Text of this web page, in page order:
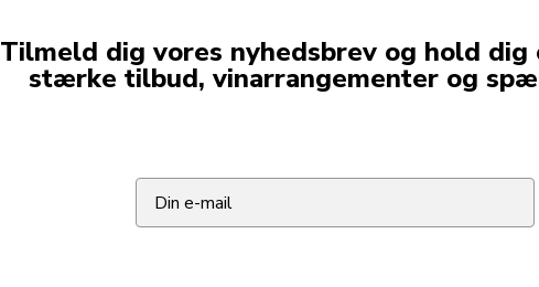
Tilmeld dig vores nyhedsbrev og hold
stærke tilbud, vinarrangementer og
Email